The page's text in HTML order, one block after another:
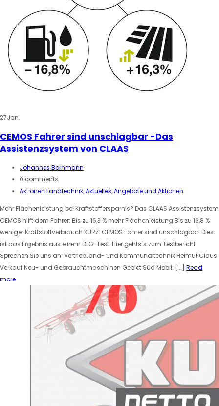
27Jan.
CEMOS Fahrer sind unschlagbar -Das
Assistenzsystem von CLAAS
Johannes Bornmann
0 comments
Aktionen Landtechnik,Aktuelles,Angebote und Aktionen
Mehr Flächenleistung bei Kraftstoffersparnis? Das CLAAS Assistenzsystem
CEMOS hilft dem Fahrer: Bis zu 16,3 % mehr Flächenleistung Bis zu 16,8 %
weniger Kraftstoffverbrauch KURZ: CEMOS Fahrer sind unschlagbar! Dies
ist das Ergebnis aus einem DLG-Test. Hier gehts´s zum Testbericht
Sprechen Sie uns an: VertriebLand- und Kommunaltechnik Helmut Claus
Verkauf Neu- und Gebrauchtmaschinen Gebiet Süd Mobil: [...] Read
more